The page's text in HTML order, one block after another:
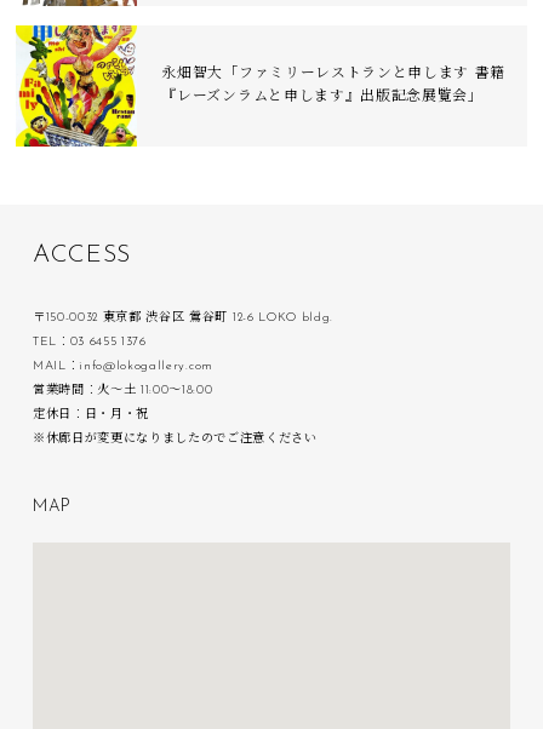
永畑智大「ファミリーレストランと申します 書籍
『レーズンラムと申します』出版記念展覧会」
ACC ESS
〒150-0032 東京都 渋谷区 鶯谷町 12-6 LOKO bldg.
TEL：03 6455 1376
MAIL：info@lokogallery.com
営業時間：火〜土 11:00〜18:00
定休日：日・月・祝
※休廊日が変更になりましたのでご注意ください
M A P